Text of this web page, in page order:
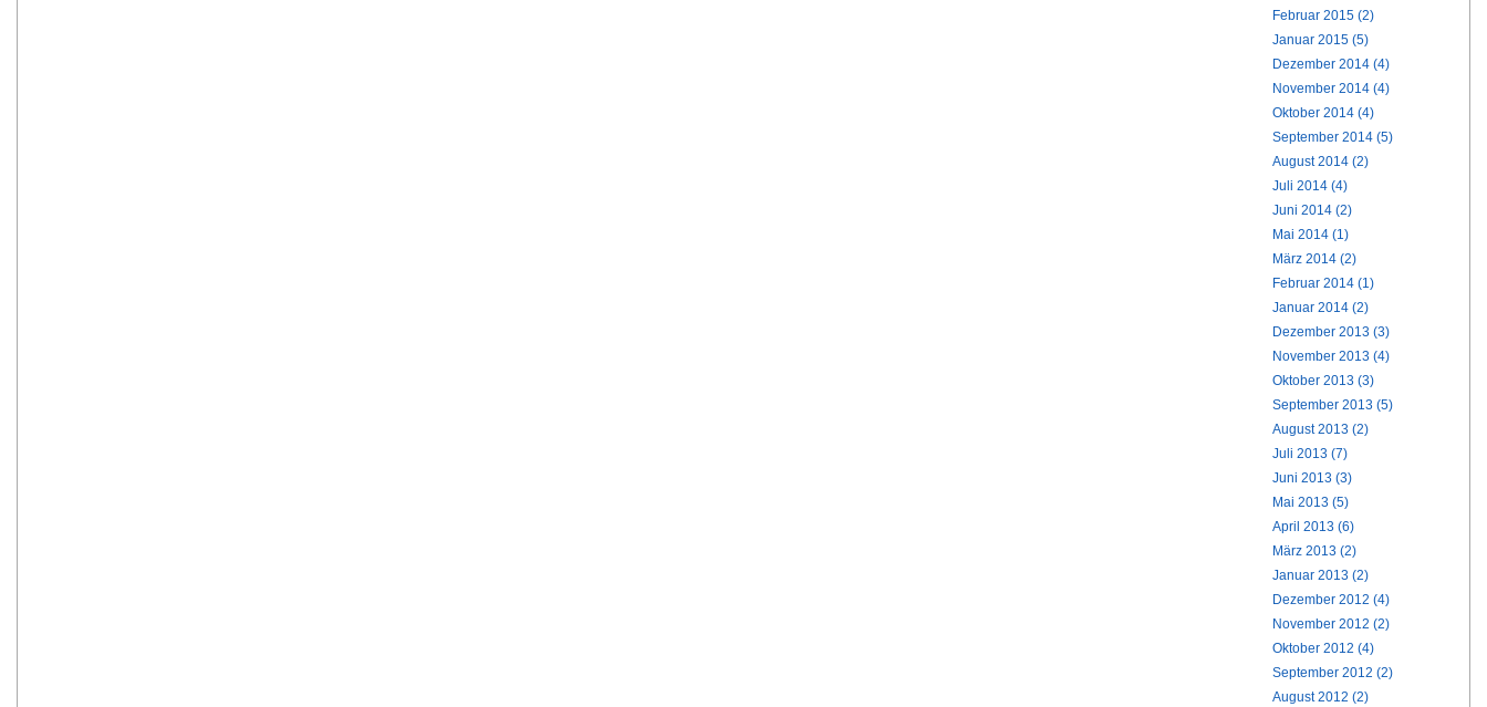
Februar 2015 (2)
Januar 2015 (5)
Dezember 2014 (4)
November 2014 (4)
Oktober 2014 (4)
September 2014 (5)
August 2014 (2)
Juli 2014 (4)
Juni 2014 (2)
Mai 2014 (1)
März 2014 (2)
Februar 2014 (1)
Januar 2014 (2)
Dezember 2013 (3)
November 2013 (4)
Oktober 2013 (3)
September 2013 (5)
August 2013 (2)
Juli 2013 (7)
Juni 2013 (3)
Mai 2013 (5)
April 2013 (6)
März 2013 (2)
Januar 2013 (2)
Dezember 2012 (4)
November 2012 (2)
Oktober 2012 (4)
September 2012 (2)
August 2012 (2)